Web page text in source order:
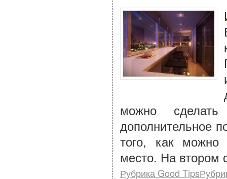
можно
дополнительное
того, как можно
место. На
Рубрика Good